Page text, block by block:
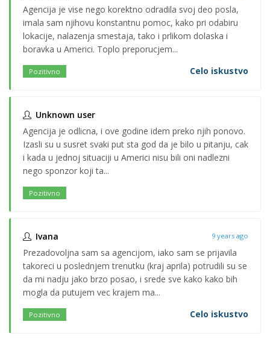
Agencija je vise nego korektno odradila svoj deo posla,
imala sam njihovu konstantnu pomoc, kako pri odabiru
lokacije, nalazenja smestaja, tako i prlikom dolaska i
boravka u Americi. Toplo preporucjem...
Pozitivno Celo iskustvo
Unknown user
Agencija je odlicna, i ove godine idem preko njih ponovo.
Izasli su u susret svaki put sta god da je bilo u pitanju, cak
i kada u jednoj situaciji u Americi nisu bili oni nadlezni
nego sponzor koji ta...
Pozitivno
Ivana 9 years ago
Prezadovoljna sam sa agencijom, iako sam se prijavila
takoreci u poslednjem trenutku (kraj aprila) potrudili su se
da mi nadju jako brzo posao, i srede sve kako kako bih
mogla da putujem vec krajem ma...
Pozitivno Celo iskustvo